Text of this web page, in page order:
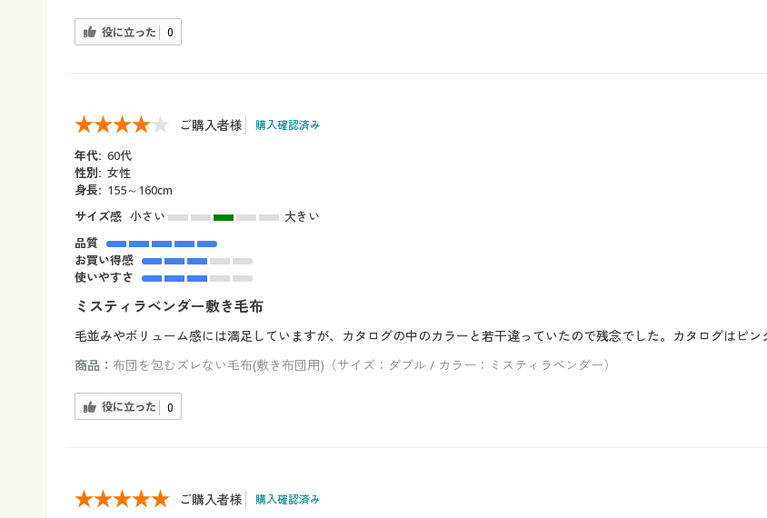
役に立った 0
ご購入者様 購入確認済み
年代: 60代
性別: 女性
身長: 155～160cm
サイズ感 小さい
大きい
品質
お買い得感
使いやすさ
ミスティラベンダー敷き毛布
毛並みやボリューム感には満足していますが、カタログの中のカラーと若干違っていたので残念でした。カタログはピ
商品： 布団を包むズレない毛布(敷き布団用)（サイズ：ダブル / カラー：ミスティラベンダー）
役に立った 0
ご購入者様 購入確認済み